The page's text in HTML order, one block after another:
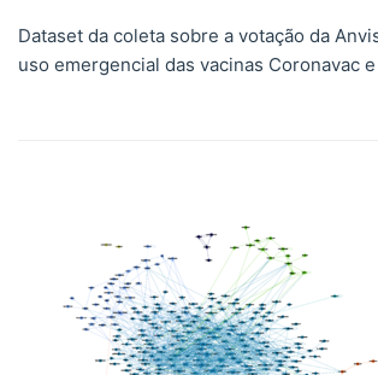
Dataset da coleta sobre a votação da
uso emergencial das vacinas Coronavac